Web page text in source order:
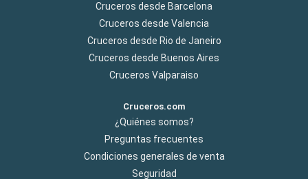
Cruceros desde Barcelona
Cruceros desde Valencia
Cruceros desde Rio de Janeiro
Cruceros desde Buenos Aires
Cruceros Valparaiso
Cruceros.com
¿Quiénes somos?
Preguntas frecuentes
Condiciones generales de venta
Seguridad